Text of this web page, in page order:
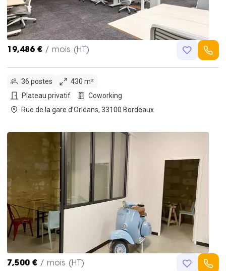
19,486 € / mois (HT)
36 postes
430 m²
Plateau privatif
Coworking
Rue de la gare d’Orléans, 33100 Bordeaux
7,500 € / mois (HT)